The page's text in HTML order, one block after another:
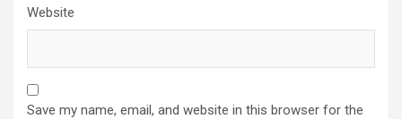
Website
Save my name, email, and website in this browser for the